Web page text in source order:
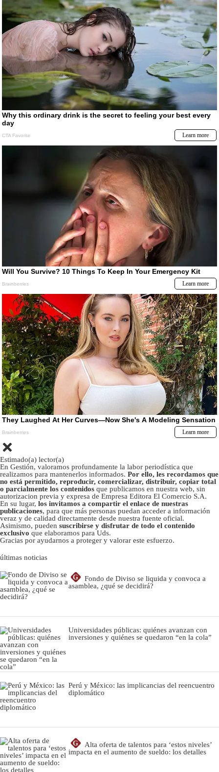
Estimado(a) lector(a)
En Gestión, valoramos profundamente la labor periodística que
realizamos para mantenerlos informados. Por ello, les recordamos que
no está permitido, reproducir, comercializar, distribuir, copiar total
o parcialmente los contenidos que publicamos en nuestra web, sin
autorizacion previa y expresa de Empresa Editora El Comercio S.A.
En su lugar, los invitamos a compartir el enlace de nuestras
publicaciones, para que más personas puedan acceder a información
veraz y de calidad directamente desde nuestra fuente oficial.
Asimismo, pueden suscribirse y disfrutar de todo el contenido
exclusivo que elaboramos para Uds.
Gracias por ayudarnos a proteger y valorar este esfuerzo.
últimas noticias
G
Fondo de Diviso se liquida y convoca a
asamblea, ¿qué se decidirá?
Universidades públicas: quiénes avanzan con
inversiones y quiénes se quedaron “en la cola”
Perú y México: las implicancias del reencuentro
diplomático
G
Alta oferta de talentos para ‘estos niveles’
impacta en el aumento de sueldo: los detalles